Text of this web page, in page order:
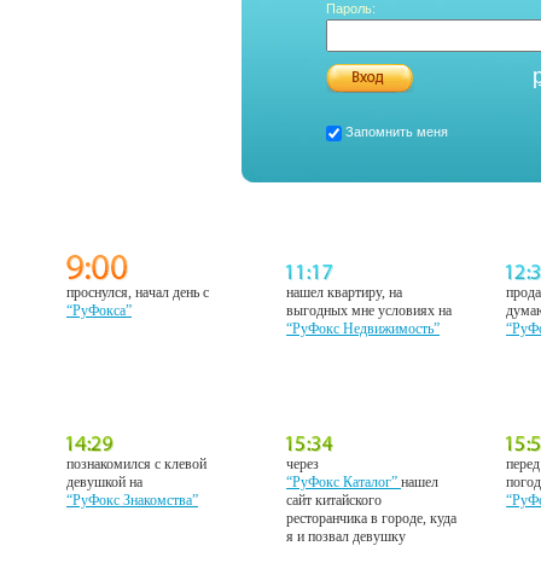
Пароль:
Запомнить меня
проснулся, начал день с
“РуФокса”
нашел квартиру, на
выгодных мне условиях на
“РуФокс Недвижимость”
познакомился с клевой
девушкой на
“РуФокс Знакомства”
через
“РуФокс Каталог”нашел
сайт китайского
ресторанчика в городе, куда
я и позвал девушку